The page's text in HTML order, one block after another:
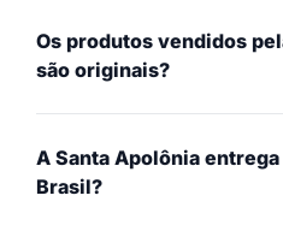
Os produtos vendidos
são originais?
A Santa Apolônia
Brasil?